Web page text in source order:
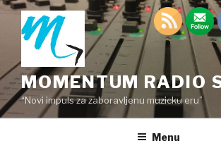
Skip
content
MOMENTUM RADIO
“Novi impuls za zaboravljenu muzicku eru”
Menu